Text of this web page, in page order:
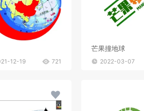
12-19 721
芒果撞地球
2022-03-07